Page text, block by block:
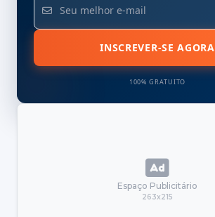
INSCREVER-SE AGORA
100% GRATUITO
Espaço Publicitário
263x215